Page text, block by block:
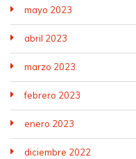
mayo 2023
abril 2023
marzo 2023
febrero 2023
enero 2023
diciembre 2022